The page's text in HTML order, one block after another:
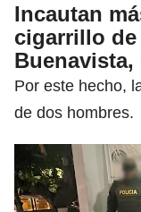
Incautan
cigarrillo
Buenavista,
Por este hecho,
de dos hombres.